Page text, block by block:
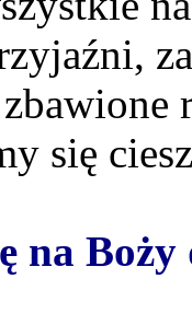
się
na Boży